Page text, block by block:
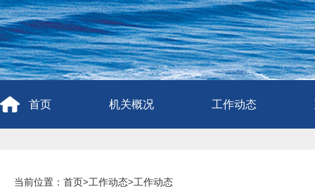
首页 机关概况 工作动态
当前位置： 首页>工作动态>工作动态